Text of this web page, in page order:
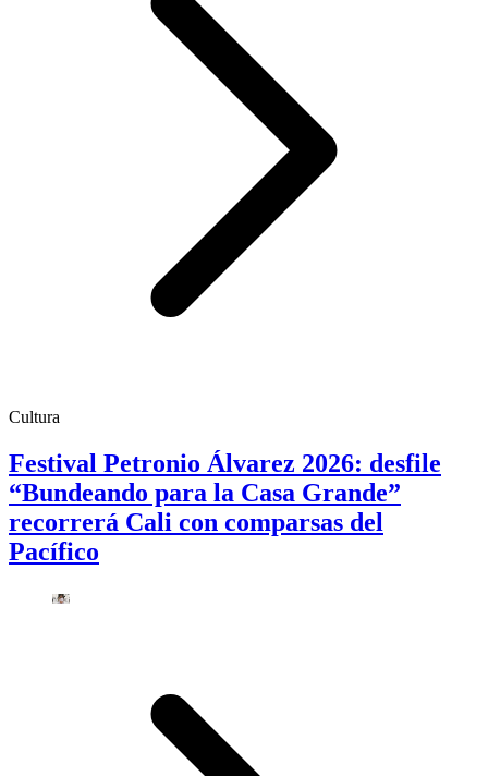
Cultura
Festival Petronio Álvarez 2026: desfile
“Bundeando para la Casa Grande”
recorrerá Cali con comparsas del
Pacífico